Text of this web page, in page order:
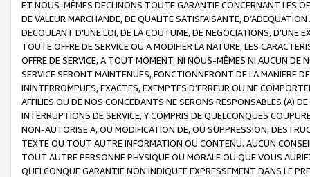
ET NOUS-MÊMES DECLINONS TOUTE GARANTIE CONCERNANT LES
DE VALEUR MARCHANDE, DE QUALITE SATISFAISANTE,
DECOULANT D’UNE LOI, DE LA COUTUME, DE NEGOCIATIONS, D’UNE
TOUTE OFFRE DE SERVICE OU A MODIFIER LA NATURE, LES
OFFRE DE SERVICE, A TOUT MOMENT. NI NOUS-MÊMES NI AUCUN DE
SERVICE SERONT MAINTENUES, FONCTIONNERONT DE LA MANIERE
ININTERROMPUES, EXACTES, EXEMPTES D’ERREUR OU NE
AFFILIES OU DE NOS CONCEDANTS NE SERONS RESPONSABLES (A)
INTERRUPTIONS DE SERVICE, Y COMPRIS DE QUELCONQUES
NON-AUTORISE A, OU MODIFICATION DE, OU SUPPRESSION,
TEXTE OU TOUT AUTRE INFORMATION OU CONTENU. AUCUN
TOUT AUTRE PERSONNE PHYSIQUE OU MORALE OU QUE VOUS
QUELCONQUE GARANTIE NON INDIQUEE EXPRESSEMENT DANS LE